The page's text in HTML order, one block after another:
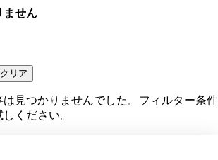
ません
リア
見つかりませんでした。フィルター条件
ください。